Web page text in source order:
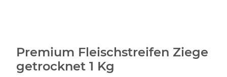
Premium Fleischstreifen Ziege
getrocknet 1 Kg